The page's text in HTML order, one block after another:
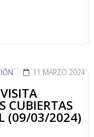
11 MARZO 2024
CUBIERTAS
(09/03/2024)